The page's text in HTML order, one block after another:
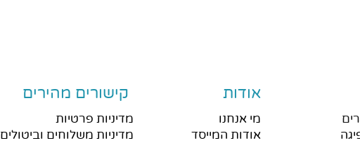
קישורים מהירים
מדיניות פרטיות
מדיניות משלוחים וביטולים
אודות
מי אנחנו
אודות המייסד